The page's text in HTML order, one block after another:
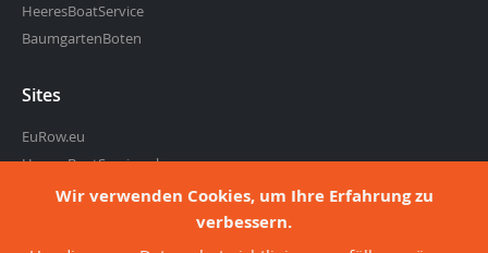
Wir verwenden Cookies, um Ihre Erfahrung zu
verbessern.
HeeresBoatService
BaumgartenBoten
Sites
EuRow.eu
HeeresBoatService.nl
BaumgartenBoten.nl
Reversight.de